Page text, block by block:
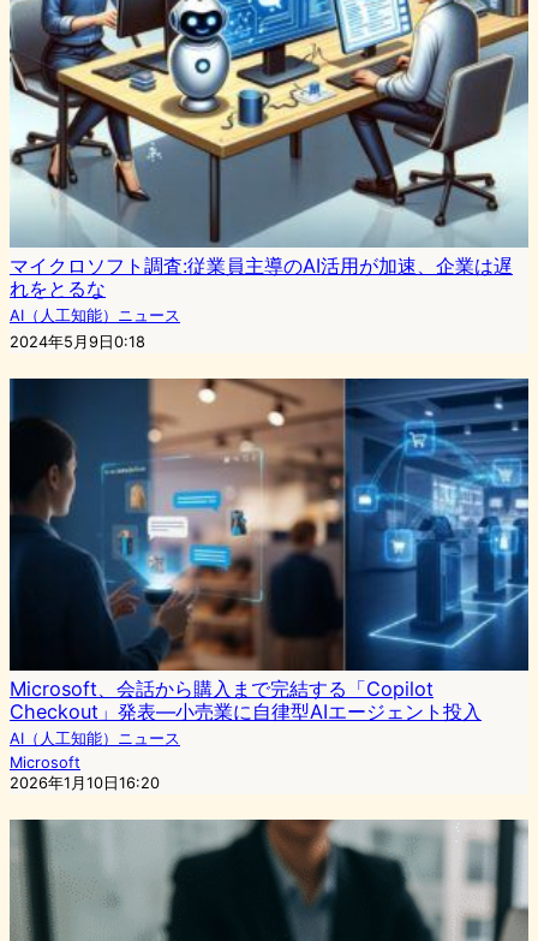
マイクロソフト調査:従業員主導のAI活用が加速、企業は遅
れをとるな
AI（人工知能）ニュース
2024年5月9日0:18
Microsoft、会話から購入まで完結する「Copilot
Checkout」発表―小売業に自律型AIエージェント投入
AI（人工知能）ニュース
Microsoft
2026年1月10日16:20